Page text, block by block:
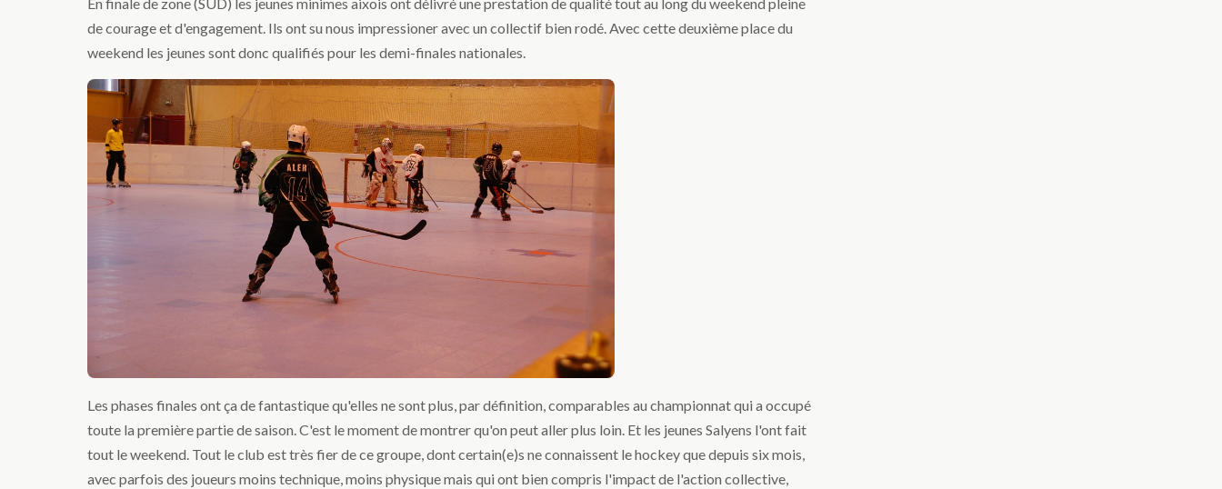
de courage et d'engagement. Ils ont su nous impressioner avec un collectif bien rodé. Avec cette deuxième place du
weekend les jeunes sont donc qualifiés pour les demi-finales nationales.
Les phases finales ont ça de fantastique qu'elles ne sont plus, par définition, comparables au championnat qui a occupé
toute la première partie de saison. C'est le moment de montrer qu'on peut aller plus loin. Et les jeunes Salyens l'ont fait
tout le weekend. Tout le club est très fier de ce groupe, dont certain(e)s ne connaissent le hockey que depuis six mois,
avec parfois des joueurs moins technique, moins physique mais qui ont bien compris l'impact de l'action collective,